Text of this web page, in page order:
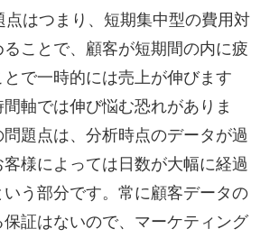
点はつまり、短期集中型の費用対
ことで、顧客が短期間の内に疲
で一時的には売上が伸びます
軸では伸び悩む恐れがありま
題点は、分析時点のデータが過
様によっては日数が大幅に経過
いう部分です。常に顧客データの
証はないので、マーケティング